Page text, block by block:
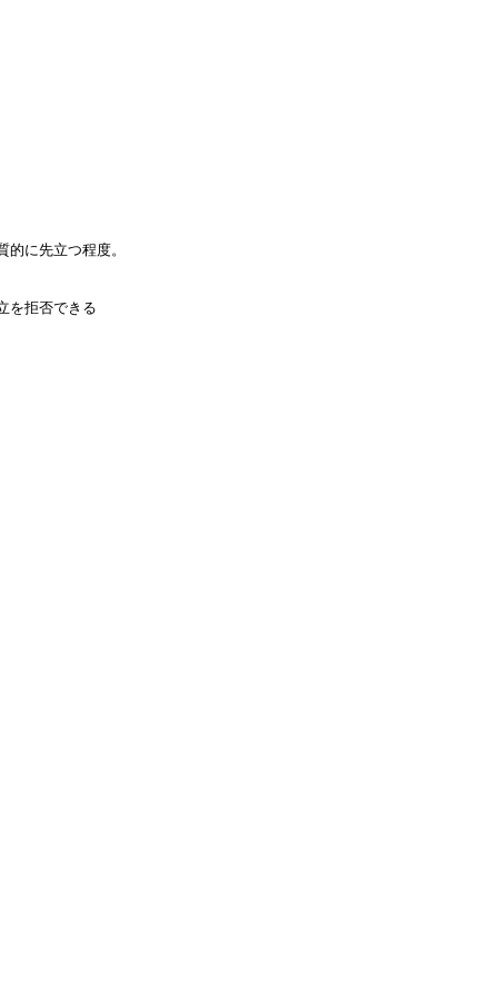
に先立つ程度。
を拒否できる